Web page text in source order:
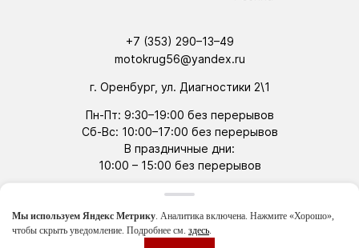
Мы используем Яндекс Метрику. Аналитика включена. Нажмите «Хорошо»,
чтобы скрыть уведомление. Подробнее см. здесь.
+7 (353) 290–13–49
motokrug56@yandex.ru
г. Оренбург, ул. Диагностики 2\1
Пн-Пт: 9:30–19:00 без перерывов
Сб-Вс: 10:00–17:00 без перерывов
В праздничные дни:
10:00 –15:00 без перерывов
tg wa
Политика конфиденциальности